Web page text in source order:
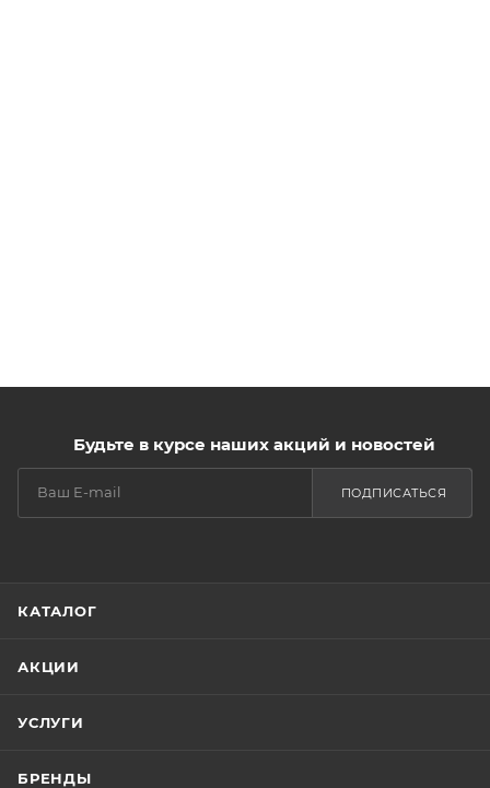
Будьте в курсе наших акций и новостей
ПОДПИСАТЬСЯ
КАТАЛОГ
АКЦИИ
УСЛУГИ
БРЕНДЫ